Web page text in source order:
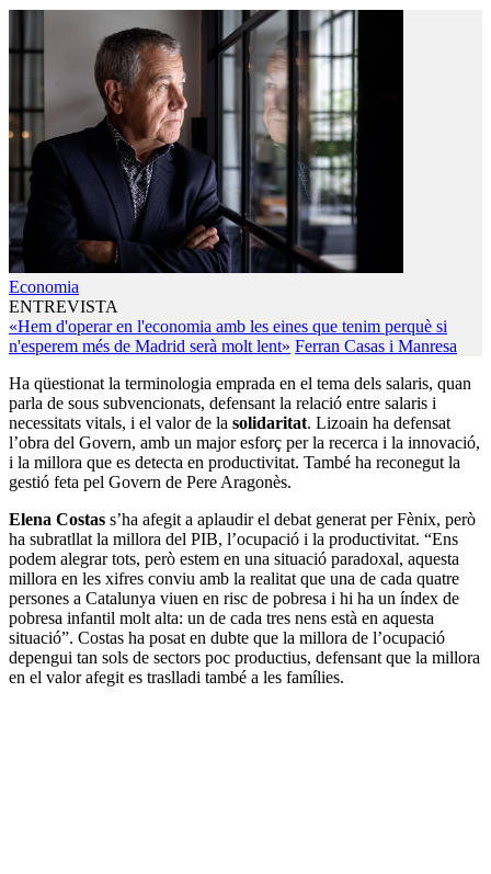
Economia
ENTREVISTA
«Hem d'operar en l'economia amb les eines que tenim perquè si
n'esperem més de Madrid serà molt lent» Ferran Casas i Manresa
Ha qüestionat la terminologia emprada en el tema dels salaris, quan
parla de sous subvencionats, defensant la relació entre salaris i
necessitats vitals, i el valor de la solidaritat. Lizoain ha defensat
l’obra del Govern, amb un major esforç per la recerca i la innovació,
i la millora que es detecta en productivitat. També ha reconegut la
gestió feta pel Govern de Pere Aragonès.
Elena Costas s’ha afegit a aplaudir el debat generat per Fènix, però
ha subratllat la millora del PIB, l’ocupació i la productivitat. “Ens
podem alegrar tots, però estem en una situació paradoxal, aquesta
millora en les xifres conviu amb la realitat que una de cada quatre
persones a Catalunya viuen en risc de pobresa i hi ha un índex de
pobresa infantil molt alta: un de cada tres nens està en aquesta
situació”. Costas ha posat en dubte que la millora de l’ocupació
depengui tan sols de sectors poc productius, defensant que la millora
en el valor afegit es traslladi també a les famílies.